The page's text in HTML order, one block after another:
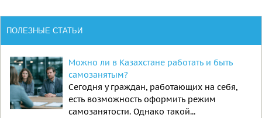
ПОЛЕЗНЫЕ СТАТЬИ
Можно ли в Казахстане работать и быть
самозанятым?
Сегодня у граждан, работающих на себя,
есть возможность оформить режим
самозанятости. Однако такой...